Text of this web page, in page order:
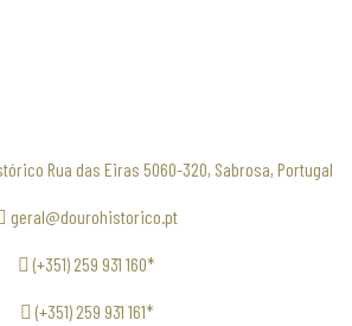
Rua das Eiras 5060-320, Sabrosa, Portugal
geral@dourohistorico.pt
(+351) 259 931 160*
(+351) 259 931 161*